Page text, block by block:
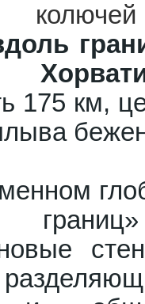
175 км,